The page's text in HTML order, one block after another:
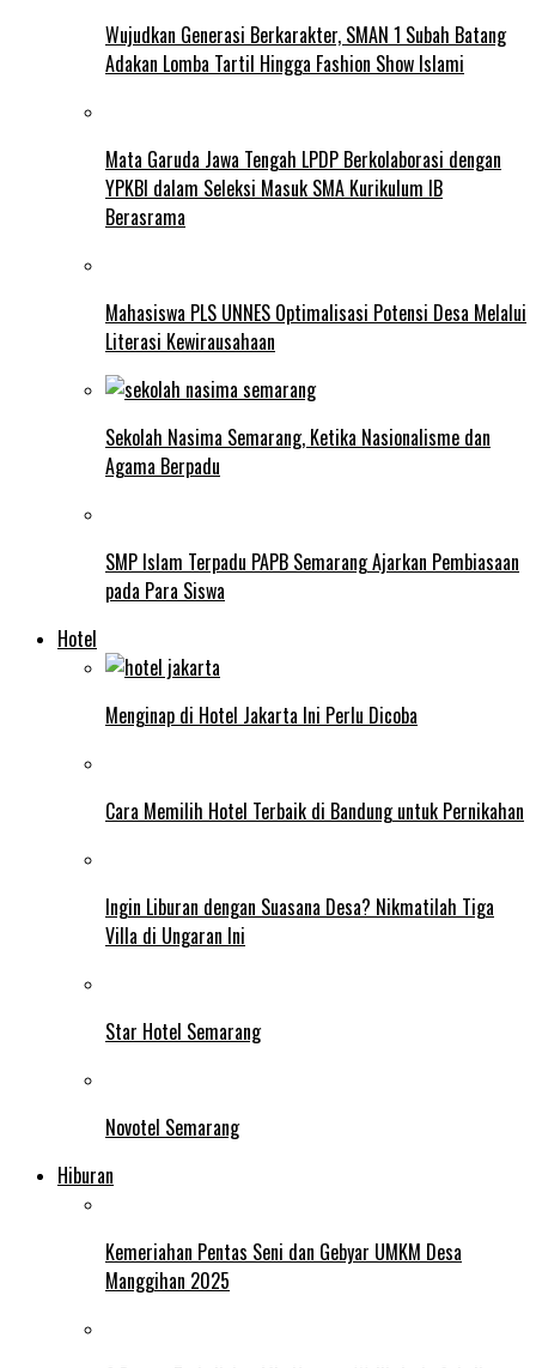
Wujudkan Generasi Berkarakter, SMAN 1 Subah Batang
Adakan Lomba Tartil Hingga Fashion Show Islami
Mata Garuda Jawa Tengah LPDP Berkolaborasi dengan
YPKBI dalam Seleksi Masuk SMA Kurikulum IB
Berasrama
Mahasiswa PLS UNNES Optimalisasi Potensi Desa Melalui
Literasi Kewirausahaan
Sekolah Nasima Semarang, Ketika Nasionalisme dan
Agama Berpadu
SMP Islam Terpadu PAPB Semarang Ajarkan Pembiasaan
pada Para Siswa
Hotel
Menginap di Hotel Jakarta Ini Perlu Dicoba
Cara Memilih Hotel Terbaik di Bandung untuk Pernikahan
Ingin Liburan dengan Suasana Desa? Nikmatilah Tiga
Villa di Ungaran Ini
Star Hotel Semarang
Novotel Semarang
Hiburan
Kemeriahan Pentas Seni dan Gebyar UMKM Desa
Manggihan 2025